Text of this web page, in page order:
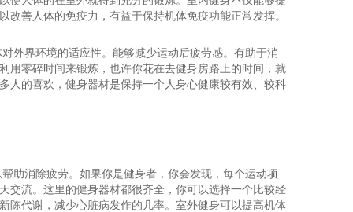
善人体的免疫力，有益于保持机体免疫功能正常发挥。
外界环境的适应性。能够减少运动后疲劳感。有助于消
用零碎时间来锻炼，也许你花在去健身房路上的时间，就
人的喜欢，健身器材是保持一个人身心健康较有效、较科
助消除疲劳。如果你是健身者，你会发现，每个运动项
交流。这里的健身器材都很齐全，你可以选择一个比较经
陈代谢，减少心脏病发作的几率。室外健身可以提高机体